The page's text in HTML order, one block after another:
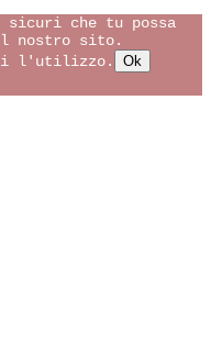
sicuri che tu possa
nostro sito.
l'utilizzo.
Ok